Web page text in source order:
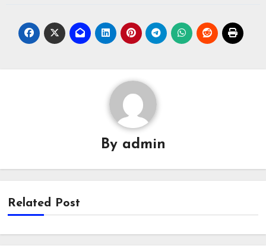
By admin
Related Post